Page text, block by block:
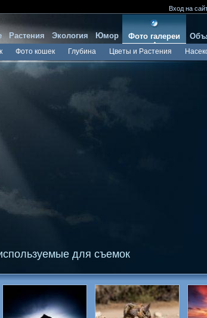
Вход на
Растения Экология Юмор Фото галереи
Фото кошек Глубина Цветы и Растения
для съемок